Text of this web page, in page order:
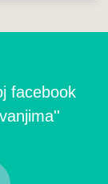
facebook